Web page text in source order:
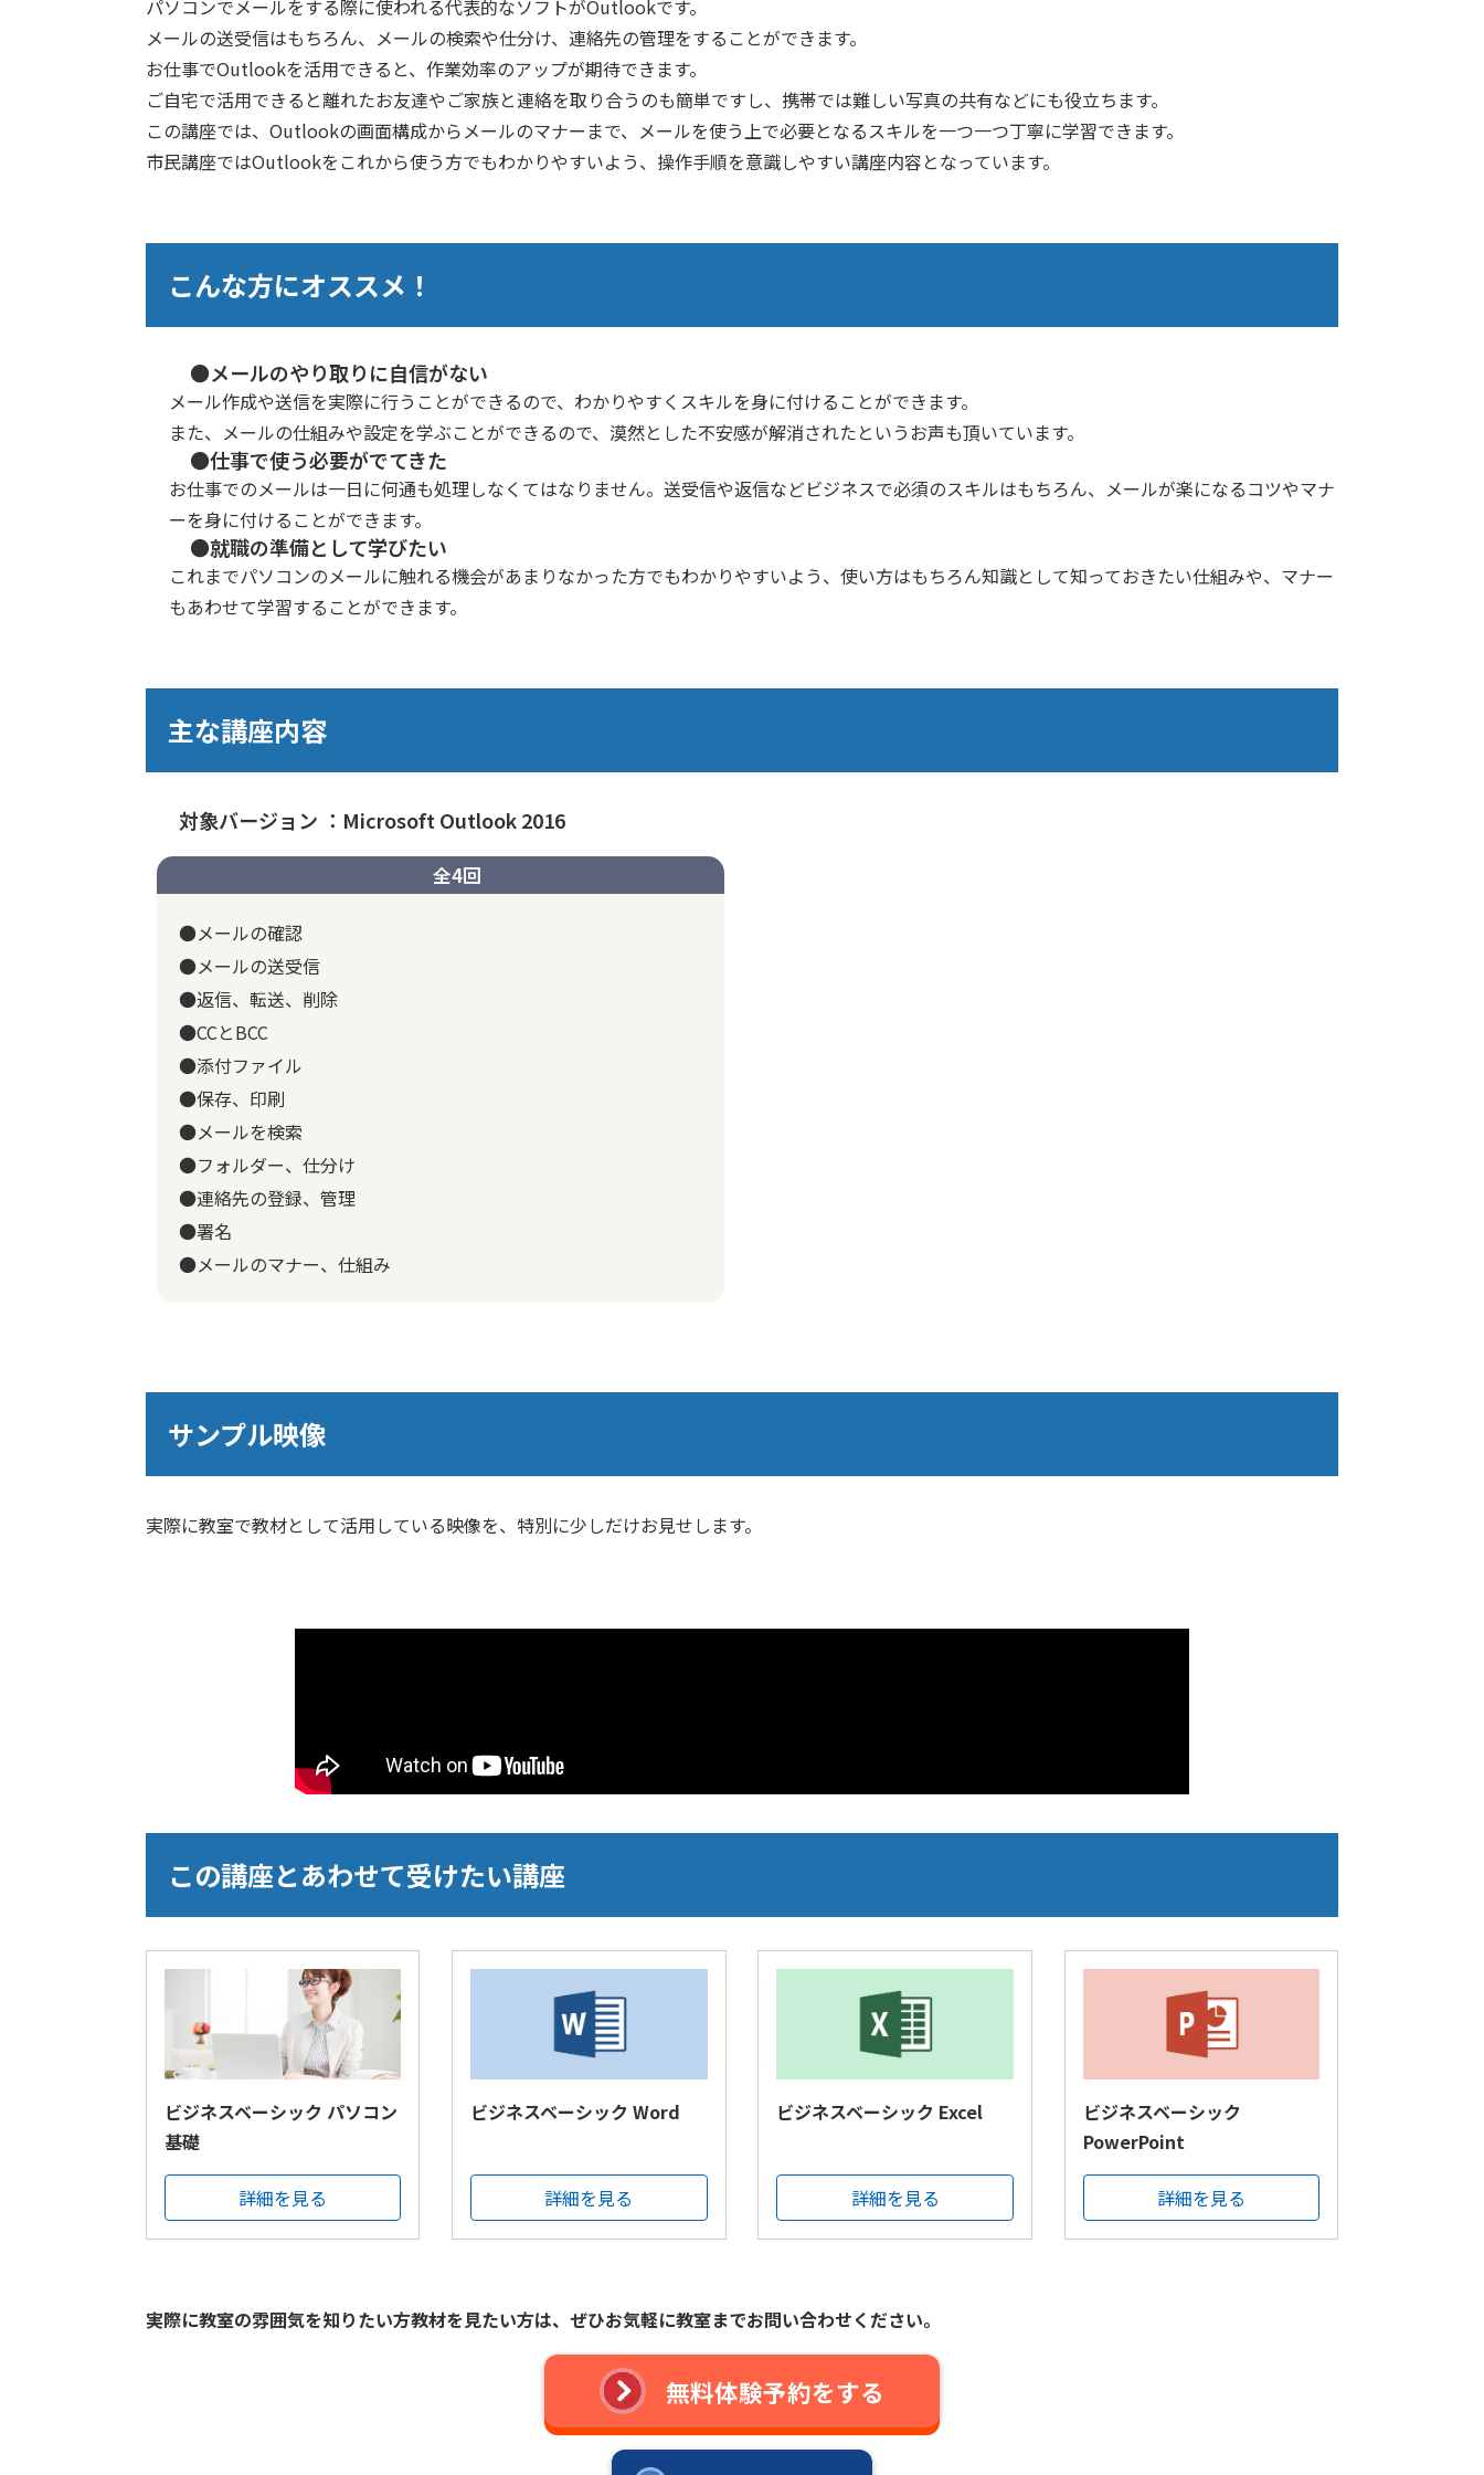
パソコンでメールをする際に使われる代表的なソフトがOutlookです。
メールの送受信はもちろん、メールの検索や仕分け、連絡先の管理をすることができます。
お仕事でOutlookを活用できると、作業効率のアップが期待できます。
ご自宅で活用できると離れたお友達やご家族と連絡を取り合うのも簡単ですし、携帯では難しい写真の共有などにも役立ちます。
この講座では、Outlookの画面構成からメールのマナーまで、メールを使う上で必要となるスキルを一つ一つ丁寧に学習できます。
市民講座ではOutlookをこれから使う方でもわかりやすいよう、操作手順を意識しやすい講座内容となっています。
こんな方にオススメ！
●メールのやり取りに自信がない
メール作成や送信を実際に行うことができるので、わかりやすくスキルを身に付けることができます。
また、メールの仕組みや設定を学ぶことができるので、漠然とした不安感が解消されたというお声も頂いています。
●仕事で使う必要がでてきた
お仕事でのメールは一日に何通も処理しなくてはなりません。送受信や返信などビジネスで必須のスキルはもちろん、メールが楽になるコツやマナ
ーを身に付けることができます。
●就職の準備として学びたい
これまでパソコンのメールに触れる機会があまりなかった方でもわかりやすいよう、使い方はもちろん知識として知っておきたい仕組みや、マナー
もあわせて学習することができます。
主な講座内容
対象バージョン ：Microsoft Outlook 2016
全4回
●メールの確認
●メールの送受信
●返信、転送、削除
●CCとBCC
●添付ファイル
●保存、印刷
●メールを検索
●フォルダー、仕分け
●連絡先の登録、管理
●署名
●メールのマナー、仕組み
サンプル映像
実際に教室で教材として活用している映像を、特別に少しだけお見せします。
この講座とあわせて受けたい講座
ビジネスベーシック パソコン
基礎
詳細を見る
ビジネスベーシック Word
詳細を見る
ビジネスベーシック Excel
詳細を見る
ビジネスベーシック
PowerPoint
詳細を見る
実際に教室の雰囲気を知りたい方教材を見たい方は、 ぜひお気軽に教室までお問い合わせください。
無料体験予約をする